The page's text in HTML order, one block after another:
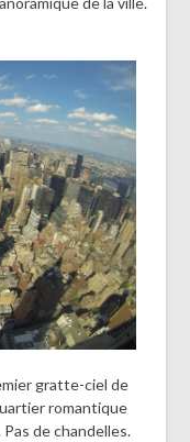
gratte-ciel de
romantique
de chandelles.